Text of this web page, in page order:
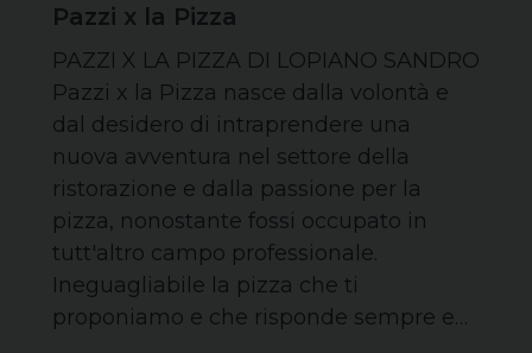
Pazzi x la Pizza
PAZZI X LA PIZZA DI LOPIANO SANDRO
Pazzi x la Pizza nasce dalla volontà e
dal desidero di intraprendere una
nuova avventura nel settore della
ristorazione e dalla passione per la
pizza, nonostante fossi occupato in
tutt'altro campo professionale.
Ineguagliabile la pizza che ti
proponiamo e che risponde sempre e…